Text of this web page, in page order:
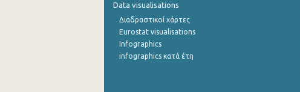
Μαρτίου 2022
Φεβρουαρίου 2022
Ιανουαρίου 2022
Data visualisations
Διαδραστικοί χάρτες
Eurostat visualisations
Infographics
infographics κατά έτη